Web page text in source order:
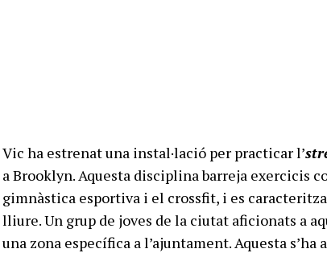
Vic ha estrenat una instal·lació per practicar l’
a Brooklyn. Aquesta disciplina barreja exercicis
gimnàstica esportiva i el crossfit, i es
lliure. Un grup de joves de la ciutat aficionats a
una zona específica a l’ajuntament. Aquesta s’ha